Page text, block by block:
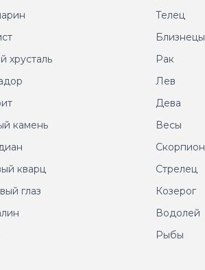
хрусталь
камень
кварц
глаз
Телец
Близнецы
Рак
Лев
Дева
Весы
Скорпион
Стрелец
Козерог
Водолей
Рыбы